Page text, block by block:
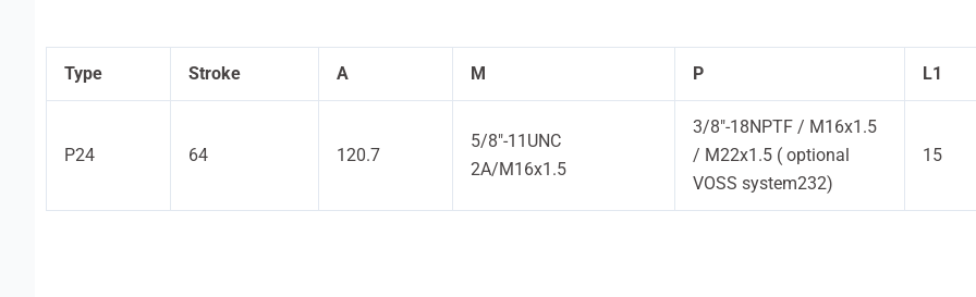
Type Stroke A M P L1
P24 64 120.7
5/8″-11UNC
2A/M16x1.5
3/8″-18NPTF / M16x1.5
/ M22x1.5 ( optional
VOSS system232)
15